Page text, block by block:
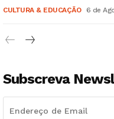
Artigos
CULTURA & EDUCAÇÃO 6 de
Subscreva